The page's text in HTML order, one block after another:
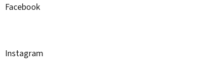
Facebook
Instagram